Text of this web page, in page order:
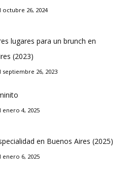
26, 2024
lugares para un brunch en
(2023)
26, 2023
4, 2025
en Buenos Aires (2025)
6, 2025